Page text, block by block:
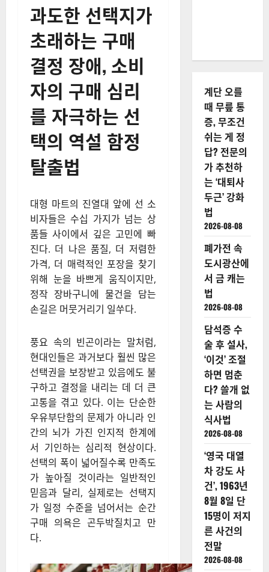
과도한 선택지가
초래하는 구매
결정 장애, 소비
자의 구매 심리
를 자극하는 선
택의 역설 함정
탈출법
대형 마트의 진열대 앞에 선 소
비자들은 수십 가지가 넘는 상
품들 사이에서 깊은 고민에 빠
진다. 더 나은 품질, 더 저렴한
가격, 더 매력적인 포장을 찾기
위해 눈을 바쁘게 움직이지만,
정작 장바구니에 물건을 담는
손길은 머뭇거리기 일쑤다.
풍요 속의 빈곤이라는 말처럼,
현대인들은 과거보다 훨씬 많은
선택권을 보장받고 있음에도 불
구하고 결정을 내리는 데 더 큰
고통을 겪고 있다. 이는 단순한
우유부단함의 문제가 아니라 인
간의 뇌가 가진 인지적 한계에
서 기인하는 심리적 현상이다.
선택의 폭이 넓어질수록 만족도
가 높아질 것이라는 일반적인
믿음과 달리, 실제로는 선택지
가 일정 수준을 넘어서는 순간
구매 의욕은 곤두박질치고 만
다.
계단 오를
때 무릎 통
증, 무조건
쉬는 게 정
답? 전문의
가 추천하
는 ‘대퇴사
두근’ 강화
법
2026-08-08
폐가전 속
도시광산에
서 금 캐는
법
2026-08-08
담석증 수
술 후 설사,
‘이것’ 조절
하면 멈춘
다? 쓸개 없
는 사람의
식사법
2026-08-08
‘영국 대열
차 강도 사
건’, 1963년
8월 8일 단
15명이 저지
른 사건의
전말
2026-08-08